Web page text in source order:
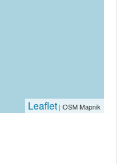
Leaflet | OSM Mapnik